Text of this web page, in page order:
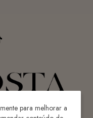
para melhorar a